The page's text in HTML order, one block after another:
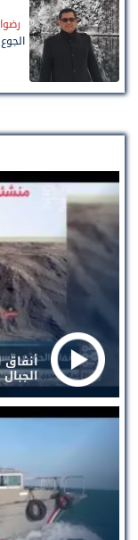
أنفاق
الجبال